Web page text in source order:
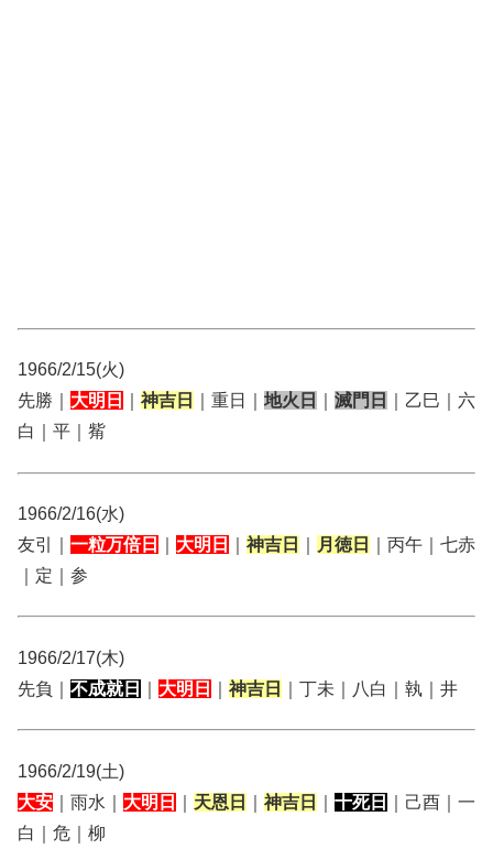
1966/2/15(火)
先勝｜ 大明日 神吉日 ｜重日｜ 地火日 滅門日
｜乙巳｜六
白｜平｜觜
1966/2/16(水)
友引｜ 一粒万倍日 大明日 神吉日 月徳日
｜丙午｜七赤
｜定｜参
1966/2/17(木)
先負｜ 不成就日 大明日 神吉日 ｜丁未｜八白｜執｜井
1966/2/19(土)
大安 ｜雨水｜ 大明日 天恩日 神吉日 十死日
｜己酉｜一
白｜危｜柳